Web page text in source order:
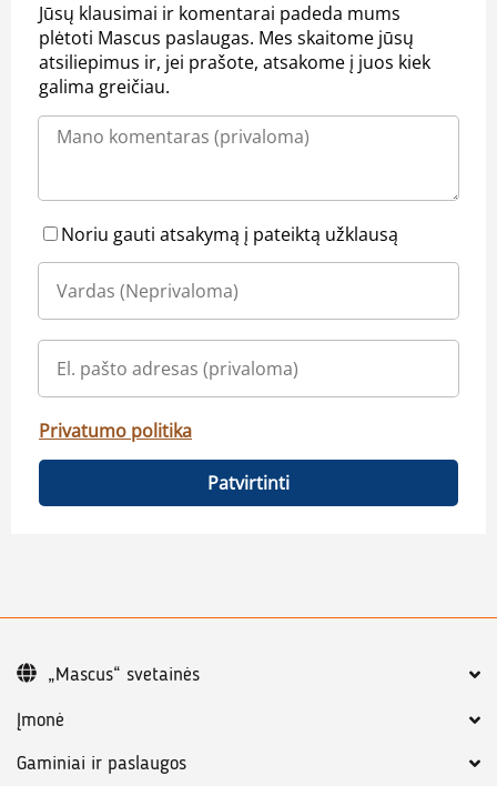
Jūsų klausimai ir komentarai padeda mums
plėtoti Mascus paslaugas. Mes skaitome jūsų
atsiliepimus ir, jei prašote, atsakome į juos kiek
galima greičiau.
Noriu gauti atsakymą į pateiktą užklausą
Privatumo politika
Patvirtinti
Įmonė
Gaminiai ir paslaugos
„Mascus“ svetainės